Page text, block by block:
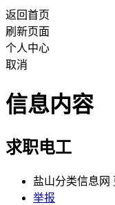
返回首页
刷新页面
个人中心
取消
信息内容
求职电工
盐山分类信息网
举报